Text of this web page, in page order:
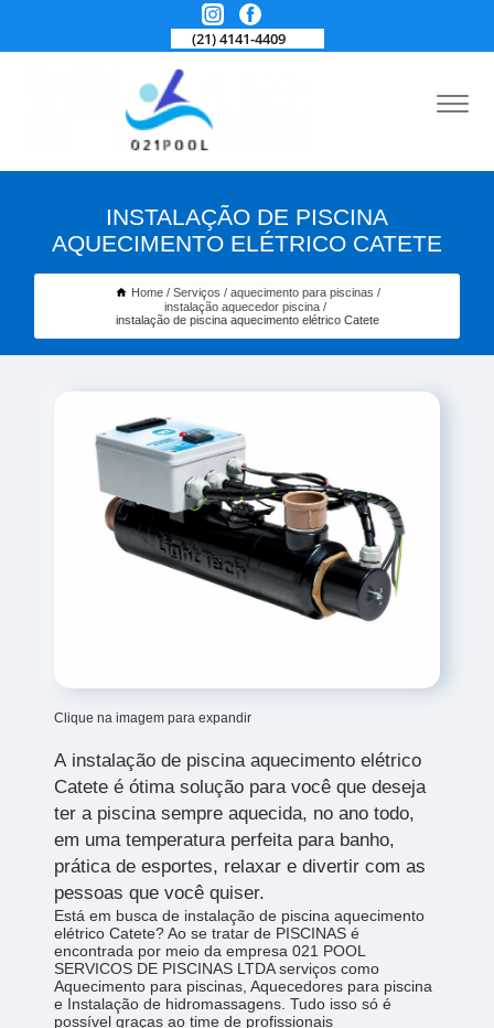
(21) 4141-4409
INSTALAÇÃO DE PISCINA
AQUECIMENTO ELÉTRICO CATETE
Home Serviços
aquecimento para piscinas
instalação aquecedor piscina
instalação de piscina aquecimento elétrico Catete
Clique na imagem para expandir
A instalação de piscina aquecimento elétrico
Catete é ótima solução para você que deseja
ter a piscina sempre aquecida, no ano todo,
em uma temperatura perfeita para banho,
prática de esportes, relaxar e divertir com as
pessoas que você quiser.
Está em busca de instalação de piscina aquecimento
elétrico Catete? Ao se tratar de PISCINAS é
encontrada por meio da empresa 021 POOL
SERVICOS DE PISCINAS LTDA serviços como
Aquecimento para piscinas, Aquecedores para piscina
e Instalação de hidromassagens. Tudo isso só é
possível graças ao time de profissionais